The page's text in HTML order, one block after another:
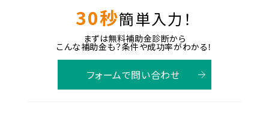
30秒簡単入力！
まずは無料補助金診断から
こんな補助金も？条件や成功率がわかる！
フォームで問い合わせ